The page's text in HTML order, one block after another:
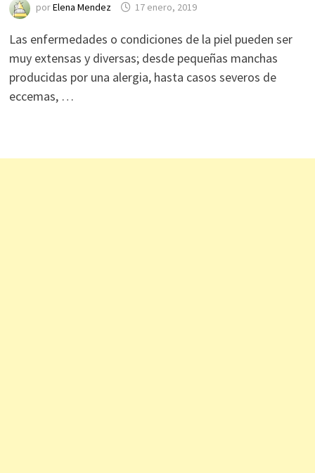
porElena Mendez 17 enero, 2019
Las enfermedades o condiciones de la piel pueden ser
muy extensas y diversas; desde pequeñas manchas
producidas por una alergia, hasta casos severos de
eccemas, …